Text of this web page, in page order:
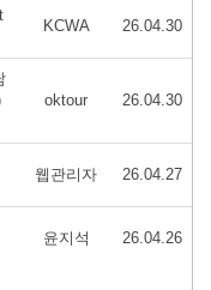
KCWA 26.04.30
oktour 26.04.30
웹관리자 26.04.27
윤지석 26.04.26